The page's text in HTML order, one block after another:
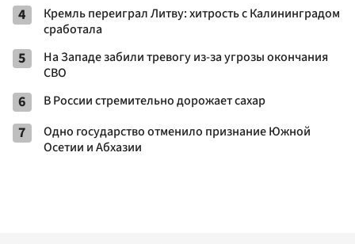
4
Кремль переиграл Литву: хитрость с Калининградом
сработала
5
На Западе забили тревогу из-за угрозы окончания
СВО
6 В России стремительно дорожает сахар
7
Одно государство отменило признание Южной
Осетии и Абхазии